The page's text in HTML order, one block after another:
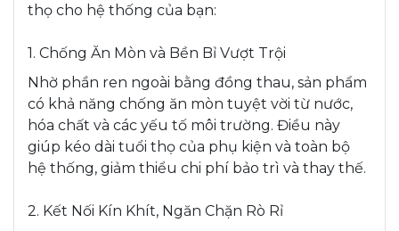
thọ cho hệ thống của bạn:
1. Chống Ăn Mòn và Bền Bỉ Vượt Trội
Nhờ phần ren ngoài bằng đồng thau, sản phẩm
có khả năng chống ăn mòn tuyệt vời từ nước,
hóa chất và các yếu tố môi trường. Điều này
giúp kéo dài tuổi thọ của phụ kiện và toàn bộ
hệ thống, giảm thiểu chi phí bảo trì và thay thế.
2. Kết Nối Kín Khít, Ngăn Chặn Rò Rỉ